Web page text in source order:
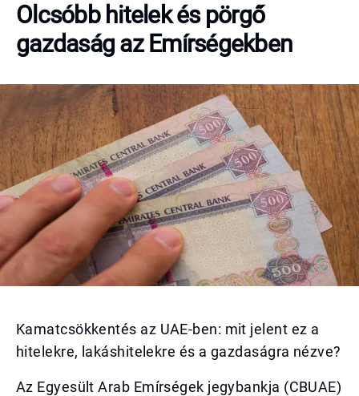
Olcsóbb hitelek és pörgő
gazdaság az Emírségekben
Kamatcsökkentés az UAE-ben: mit jelent ez a
hitelekre, lakáshitelekre és a gazdaságra nézve?
Az Egyesült Arab Emírségek jegybankja (CBUAE)